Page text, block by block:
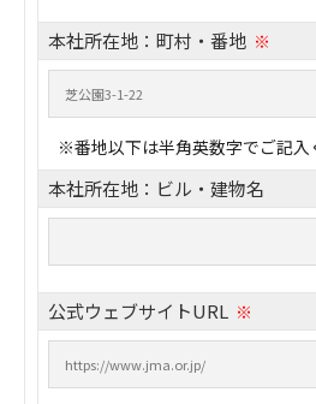
本社所在地：町村・番地 ※
※番地以下は半角英数字でご記入
本社所在地：ビル・建物名
公式ウェブサイトURL ※